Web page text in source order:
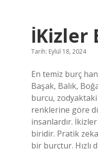
İKizler
Tarih: Eylül 18, 2024
En temiz burç
Başak, Balık,
burcu, zodyaktaki
renklerine göre
insanlardır.
biridir. Pratik
bir burçtur. Hızlı